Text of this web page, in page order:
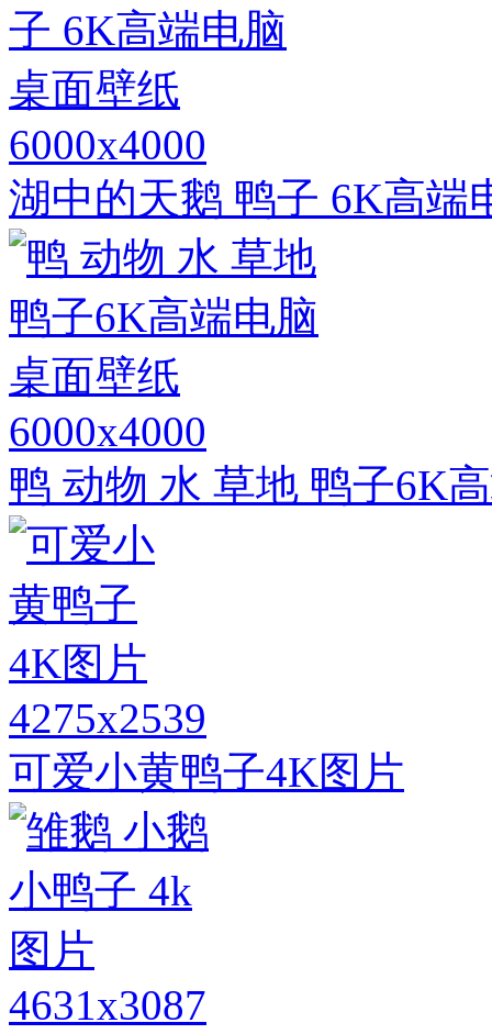
6000x4000
湖中的天鹅 鸭子 6K高端
6000x4000
鸭 动物 水 草地 鸭子6K
4275x2539
可爱小黄鸭子4K图片
4631x3087